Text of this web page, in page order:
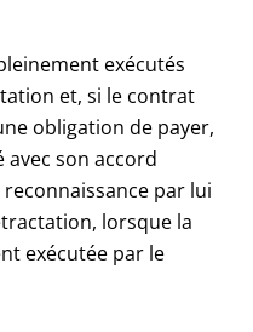
exécutés
et, si le contrat
obligation de payer,
son accord
par lui
lorsque la
exécutée par le